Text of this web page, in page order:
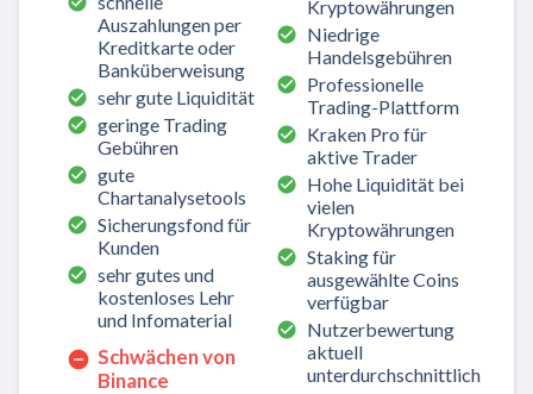
Auszahlungen per
Kreditkarte oder
Banküberweisung
sehr gute Liquidität
geringe Trading
Gebühren
gute
Chartanalysetools
Sicherungsfond für
Kunden
sehr gutes und
kostenloses Lehr
und Infomaterial
Schwächen von
Binance
Kryptowährungen
Niedrige
Handelsgebühren
Professionelle
Trading-Plattform
Kraken Pro für
aktive Trader
Hohe Liquidität bei
vielen
Kryptowährungen
Staking für
ausgewählte Coins
verfügbar
Nutzerbewertung
aktuell
unterdurchschnittlich